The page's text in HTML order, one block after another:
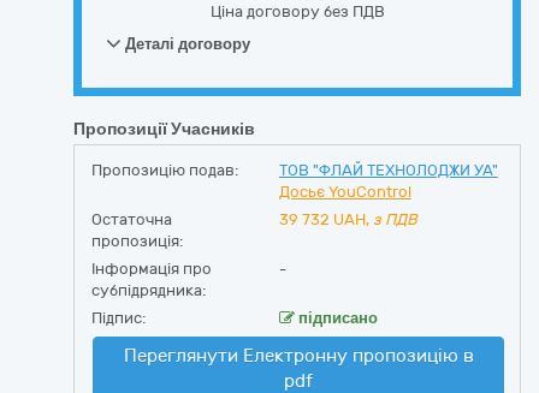
Ціна договору без ПДВ
Деталі договору
Пропозиції Учасників
Пропозицію подав:
ТОВ "ФЛАЙ ТЕХНОЛОДЖИ УА"
Досьє YouControl
Остаточна
пропозиція:
39 732 UAH, з ПДВ
Інформація про
субпідрядника:
-
Підпис: підписано
Переглянути Електронну пропозицію в
pdf